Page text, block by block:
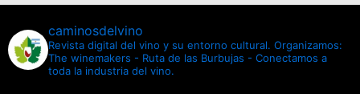
caminosdelvino
Revista digital del vino y su entorno cultural. Organizamos:
The winemakers - Ruta de las Burbujas - Conectamos a
toda la industria del vino.